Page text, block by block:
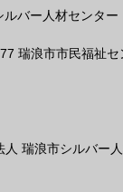
バー人材センター
瑞浪市市民福祉
瑞浪市シルバー